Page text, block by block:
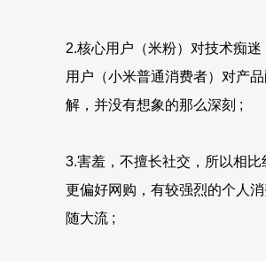
2.核心用户（米粉）对技术痴迷
用户（小米普通消费者）对产
解，并没有想象的那么深刻 ;
3.害羞，不擅长社交，所以相比
更偏好网购，有较强烈的个人
随大流 ;